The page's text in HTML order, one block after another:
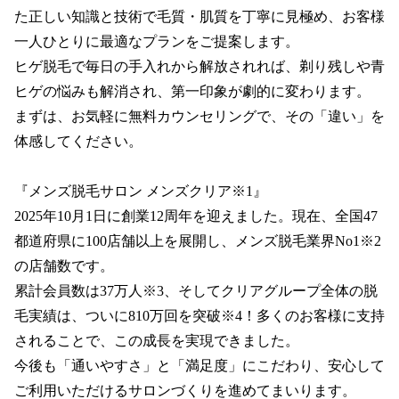
た正しい知識と技術で毛質・肌質を丁寧に見極め、お客様
一人ひとりに最適なプランをご提案します。
ヒゲ脱毛で毎日の手入れから解放されれば、剃り残しや青
ヒゲの悩みも解消され、第一印象が劇的に変わります。
まずは、お気軽に無料カウンセリングで、その「違い」を
体感してください。
『メンズ脱毛サロン メンズクリア※1』
2025年10月1日に創業12周年を迎えました。現在、全国47
都道府県に100店舗以上を展開し、メンズ脱毛業界No1※2
の店舗数です。
累計会員数は37万人※3、そしてクリアグループ全体の脱
毛実績は、ついに810万回を突破※4！多くのお客様に支持
されることで、この成長を実現できました。
今後も「通いやすさ」と「満足度」にこだわり、安心して
ご利用いただけるサロンづくりを進めてまいります。